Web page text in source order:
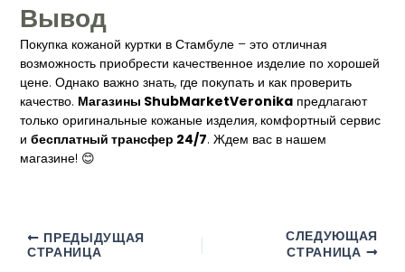
Вывод
Покупка кожаной куртки в Стамбуле – это отличная
возможность приобрести качественное изделие по хорошей
цене. Однако важно знать, где покупать и как проверить
качество. Магазины ShubMarketVeronika предлагают
только оригинальные кожаные изделия, комфортный сервис
ибесплатный трансфер 24/7. Ждем вас в нашем
магазине! 😊
ПРЕДЫДУЩАЯ
СТРАНИЦА
СЛЕДУЮЩАЯ
СТРАНИЦА